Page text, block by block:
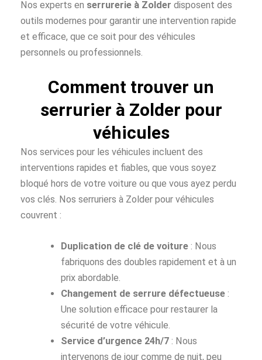
Nos experts en serrurerie à Zolder disposent des
outils modernes pour garantir une intervention rapide
et efficace, que ce soit pour des véhicules
personnels ou professionnels.
Comment trouver un
serrurier à Zolder pour
véhicules
Nos services pour les véhicules incluent des
interventions rapides et fiables, que vous soyez
bloqué hors de votre voiture ou que vous ayez perdu
vos clés. Nos serruriers à Zolder pour véhicules
couvrent :
Duplication de clé de voiture : Nous
fabriquons des doubles rapidement et à un
prix abordable.
Changement de serrure défectueuse :
Une solution efficace pour restaurer la
sécurité de votre véhicule.
Service d’urgence 24h/7 : Nous
intervenons de jour comme de nuit, peu